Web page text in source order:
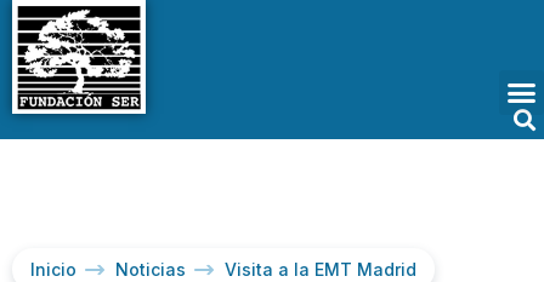
Inicio Noticias Visita a la EMT Madrid